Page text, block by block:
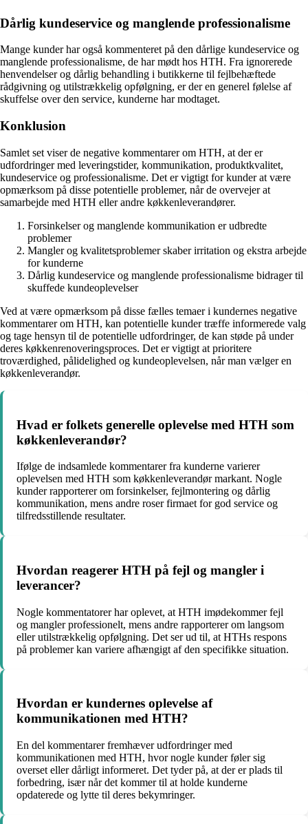
Dårlig kundeservice og manglende professionalisme
Mange kunder har også kommenteret på den dårlige kundeservice og
manglende professionalisme, de har mødt hos HTH. Fra ignorerede
henvendelser og dårlig behandling i butikkerne til fejlbehæftede
rådgivning og utilstrækkelig opfølgning, er der en generel følelse af
skuffelse over den service, kunderne har modtaget.
Konklusion
Samlet set viser de negative kommentarer om HTH, at der er
udfordringer med leveringstider, kommunikation, produktkvalitet,
kundeservice og professionalisme. Det er vigtigt for kunder at være
opmærksom på disse potentielle problemer, når de overvejer at
samarbejde med HTH eller andre køkkenleverandører.
Forsinkelser og manglende kommunikation er udbredte
problemer
Mangler og kvalitetsproblemer skaber irritation og ekstra arbejde
for kunderne
Dårlig kundeservice og manglende professionalisme bidrager til
skuffede kundeoplevelser
Ved at være opmærksom på disse fælles temaer i kundernes negative
kommentarer om HTH, kan potentielle kunder træffe informerede valg
og tage hensyn til de potentielle udfordringer, de kan støde på under
deres køkkenrenoveringsproces. Det er vigtigt at prioritere
troværdighed, pålidelighed og kundeoplevelsen, når man vælger en
køkkenleverandør.
Hvad er folkets generelle oplevelse med HTH som
køkkenleverandør?
Ifølge de indsamlede kommentarer fra kunderne varierer
oplevelsen med HTH som køkkenleverandør markant. Nogle
kunder rapporterer om forsinkelser, fejlmontering og dårlig
kommunikation, mens andre roser firmaet for god service og
tilfredsstillende resultater.
Hvordan reagerer HTH på fejl og mangler i
leverancer?
Nogle kommentatorer har oplevet, at HTH imødekommer fejl
og mangler professionelt, mens andre rapporterer om langsom
eller utilstrækkelig opfølgning. Det ser ud til, at HTHs respons
på problemer kan variere afhængigt af den specifikke situation.
Hvordan er kundernes oplevelse af
kommunikationen med HTH?
En del kommentarer fremhæver udfordringer med
kommunikationen med HTH, hvor nogle kunder føler sig
overset eller dårligt informeret. Det tyder på, at der er plads til
forbedring, især når det kommer til at holde kunderne
opdaterede og lytte til deres bekymringer.